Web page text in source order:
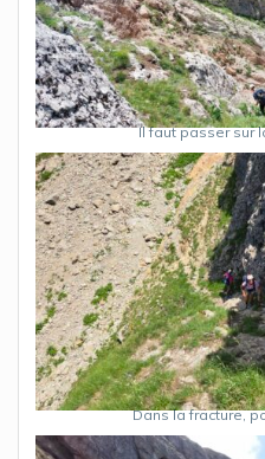
Il faut passer sur
Dans la fracture,